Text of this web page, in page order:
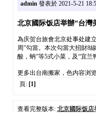
admin發表於 2021-5-21
北京國际饭店举辦“台灣
為庆贺台旅會北京处事处建
周”勾當。本次勾當大招財8
酸，蚋”等5式小菜，及“宜兰
更多出台南搬家，色内容浏
頁: [1]
查看完整版本: 北京國际饭店